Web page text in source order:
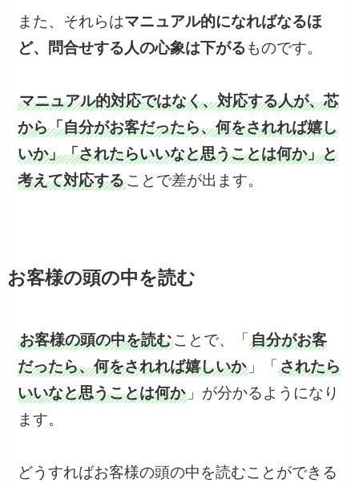
また、それらはマニュアル的になればなるほ
ど、問合せする人の心象は下がるものです。
マニュアル的対応ではなく、対応する人が、芯
から「自分がお客だったら、何をされれば嬉し
いか」「されたらいいなと思うことは何か」と
考えて対応することで差が出ます。
お客様の頭の中を読む
お客様の頭の中を読むことで、「自分がお客
だったら、何をされれば嬉しいか 」「されたら
いいなと思うことは何か 」が分かるようになり
ます。
どうすればお客様の頭の中を読むことができる